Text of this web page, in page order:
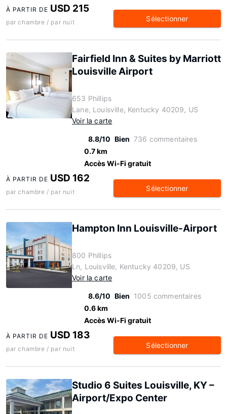
À PARTIR DE USD 215
par chambre / par nuit Sélectionner
Fairfield Inn & Suites by Marriott
Louisville Airport
653 Phillips
Lane, Louisville, Kentucky 40209, US
Voir la carte
8.8/10 Bien 736 commentaires
0.7 km
Accès Wi-Fi gratuit
À PARTIR DE USD 162
par chambre / par nuit Sélectionner
Hampton Inn Louisville-Airport
800 Phillips
Ln, Louisville, Kentucky 40209, US
Voir la carte
8.6/10 Bien 1005 commentaires
0.6 km
Accès Wi-Fi gratuit
À PARTIR DE USD 183
par chambre / par nuit Sélectionner
Studio 6 Suites Louisville, KY –
Airport/Expo Center